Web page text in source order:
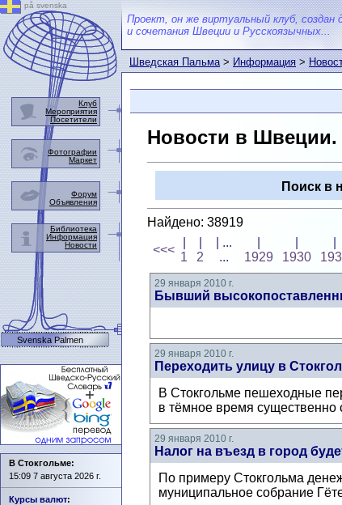
Проект, он же виртуальный клуб, создан
и сочетания Швеции и Русскоязычных...
Шведская Пальма>Информация>
Новости в Швеции.
Поиск в
Найдено: 38919
<<<
1
2
| ...
...
1929
1930
29 января 2010 г.
Бывший
29 января 2010 г.
Переходить улицу в
В Стокгольме пешеходные
в тёмное время существенно
29 января 2010 г.
Налог на въезд в город
По примеру Стокгольма
муниципальное собрание
på svenska
Клуб
Мероприятия
Посетители
Фотографии
Маркет
Форум
Объявления
Библиотека
Информация
Новости
Svenska Palmen
В Стокгольме:
15:09 7 августа 2026 г.
Курсы валют: